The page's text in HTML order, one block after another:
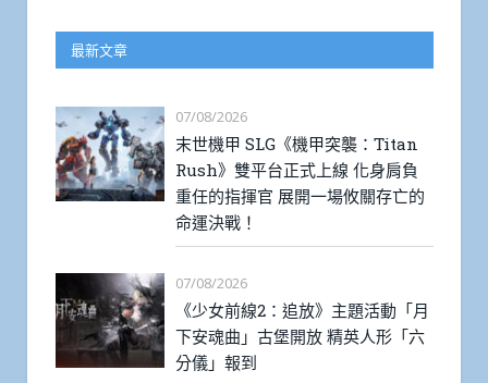
最新文章
07/08/2026
末世機甲 SLG《機甲突襲：Titan
Rush》雙平台正式上線 化身肩負
重任的指揮官 展開一場攸關存亡的
命運決戰！
07/08/2026
《少女前線2：追放》主題活動「月
下安魂曲」古堡開放 精英人形「六
分儀」報到